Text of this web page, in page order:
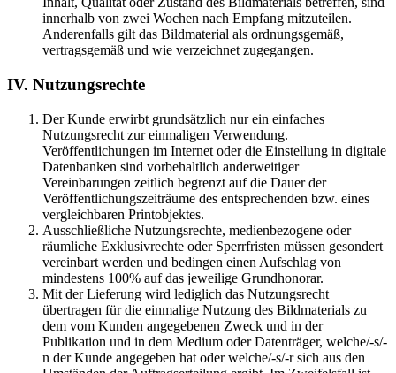
innerhalb von zwei Wochen nach Empfang mitzuteilen.
Anderenfalls gilt das Bildmaterial als ordnungsgemäß,
vertragsgemäß und wie verzeichnet zugegangen.
IV. Nutzungsrechte
Der Kunde erwirbt grundsätzlich nur ein einfaches
Nutzungsrecht zur einmaligen Verwendung.
Veröffentlichungen im Internet oder die Einstellung in digitale
Datenbanken sind vorbehaltlich anderweitiger
Vereinbarungen zeitlich begrenzt auf die Dauer der
Veröffentlichungszeiträume des entsprechenden bzw. eines
vergleichbaren Printobjektes.
Ausschließliche Nutzungsrechte, medienbezogene oder
räumliche Exklusivrechte oder Sperrfristen müssen gesondert
vereinbart werden und bedingen einen Aufschlag von
mindestens 100% auf das jeweilige Grundhonorar.
Mit der Lieferung wird lediglich das Nutzungsrecht
übertragen für die einmalige Nutzung des Bildmaterials zu
dem vom Kunden angegebenen Zweck und in der
Publikation und in dem Medium oder Datenträger, welche/-s/-
n der Kunde angegeben hat oder welche/-s/-r sich aus den